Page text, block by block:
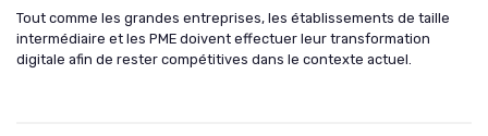
Tout comme les grandes entreprises, les établissements de taille
intermédiaire et les PME doivent effectuer leur transformation
digitale afin de rester compétitives dans le contexte actuel.